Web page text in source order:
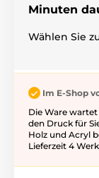
Minuten
Wählen Sie
Im E-Shop
Die Ware
den Druck für
Holz und Acryl
Lieferzeit 4